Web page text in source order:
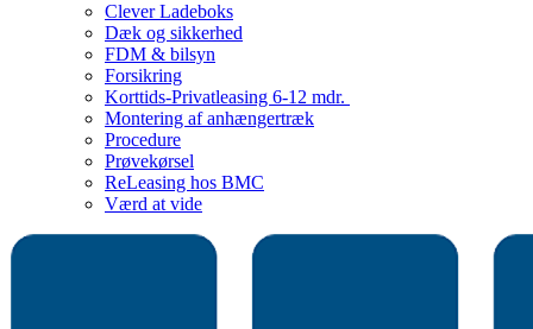
Clever Ladeboks
Dæk og sikkerhed
FDM & bilsyn
Forsikring
Korttids-Privatleasing 6-12 mdr.
Montering af anhængertræk
Procedure
Prøvekørsel
ReLeasing hos BMC
Værd at vide